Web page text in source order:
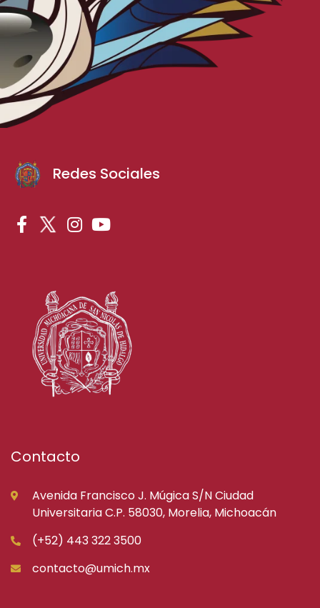
Redes Sociales
Contacto
Avenida Francisco J. Múgica S/N Ciudad
Universitaria C.P. 58030, Morelia, Michoacán
(+52) 443 322 3500
contacto@umich.mx